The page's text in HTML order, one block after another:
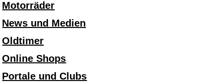
Motorräder
News und Medien
Oldtimer
Online Shops
Portale und Clubs